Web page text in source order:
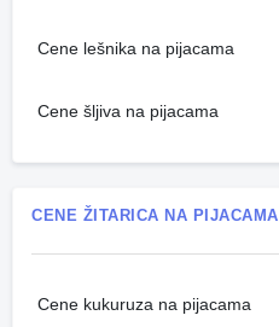
Cene lešnika na pijacama
Cene šljiva na pijacama
CENE ŽITARICA NA PIJACAMA
Cene kukuruza na pijacama